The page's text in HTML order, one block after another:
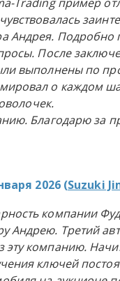
Андрея. Подробно
После
выполнены по
о каждом
Благодарю за
2026 (Suzuki
компании
Андрею. Третий
эту компанию.
ключей